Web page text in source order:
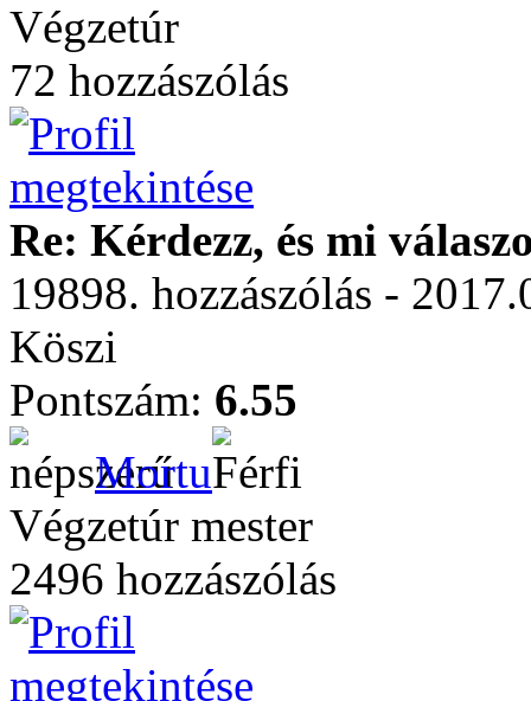
Végzetúr
72 hozzászólás
Re: Kérdezz, és mi
19898. hozzászólás -
Köszi
Pontszám: 6.55
Mortu
Végzetúr mester
2496 hozzászólás